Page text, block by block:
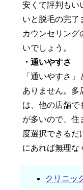
安くて評判もい
いと脱毛の完了
カウンセリング
いでしょう。
・通いやすさ
「通いやすさ
ありません。多
は、他の店舗で
が多いので、住
度選択できるだ
にあれば無理な
クリニッ